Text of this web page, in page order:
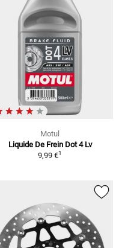
Motul
Liquide De Frein Dot 4 Lv
9,99 €1